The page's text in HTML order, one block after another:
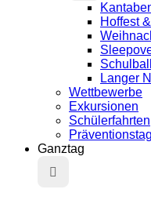
Hoffest
Schulball
Langer
Wettbewerbe
Exkursionen
Schülerfahrten
Ganztag